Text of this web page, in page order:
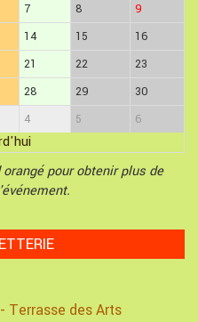
7 8
9
14 15
16
21 22
23
28 29
30
4 5 6
pour obtenir plus de
Terrasse des Arts